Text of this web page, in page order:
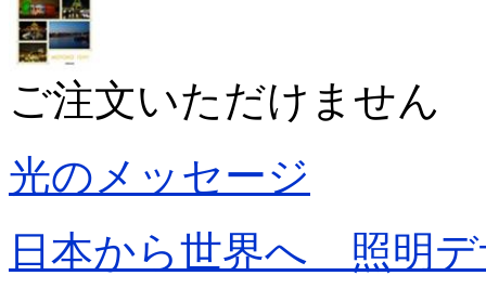
ご注文いただけません
光のメッセージ
日本から世界へ 照明